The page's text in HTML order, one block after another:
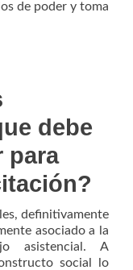
de poder y toma
debe
para
definitivamente
asociado a la
asistencial. A
social lo